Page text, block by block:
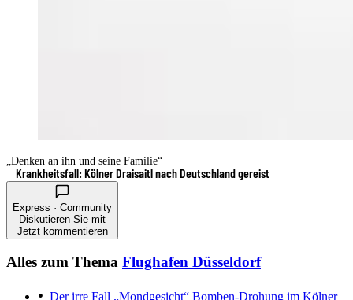
„Denken an ihn und seine Familie“
Krankheitsfall: Kölner Draisaitl nach Deutschland gereist
Express · Community
Diskutieren Sie mit
Jetzt kommentieren
Alles zum Thema Flughafen Düsseldorf
Der irre Fall „Mondgesicht“ Bomben-Drohung im Kölner